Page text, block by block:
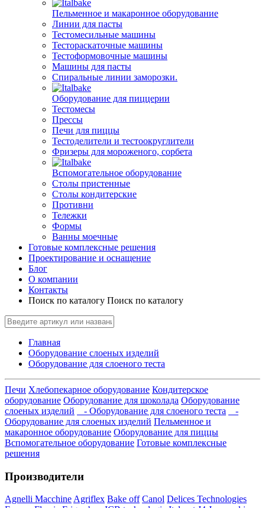
Пельменное и макаронное оборудование
Линии для пасты
Тестомесильные машины
Тестораскаточные машины
Тестоформовочные машины
Машины для пасты
Спиральные линии заморозки.
Оборудование для пиццерии
Тестомесы
Прессы
Печи для пиццы
Тестоделители и тестоокруглители
Фризеры для мороженого, сорбета
Вспомогательное оборудование
Столы пристенные
Столы кондитерские
Противни
Тележки
Формы
Ванны моечные
Готовые комплексные решения
Проектирование и оснащение
Блог
О компании
Контакты
Поиск по каталогу Поиск по каталогу
Главная
Оборудование слоеных изделий
Оборудование для слоеного теста
Печи Хлебопекарное оборудование Кондитерское
оборудование Оборудование для шоколада Оборудование
слоеных изделий
- Оборудование для слоеного теста
-
Оборудование для слоеных изделий Пельменное и
макаронное оборудование Оборудование для пиццы
Вспомогательное оборудование Готовые комплексные
решения
Производители
Agnelli MacchineAgriflex Bake off Canol Delices Technologies